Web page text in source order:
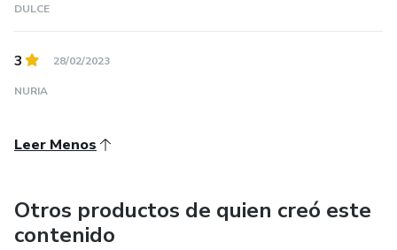
DULCE
3 28/02/2023
NURIA
Leer Menos
Otros productos de quien creó este
contenido